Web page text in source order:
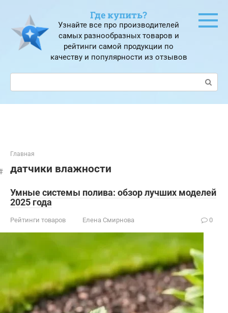
контенту
Где купить?
Узнайте все про производителей
самых разнообразных товаров и
рейтинги самой продукции по
качеству и популярности из отзывов
Поиск:
Главная
датчики влажности
Умные системы полива: обзор лучших моделей
2025 года
Рейтинги товаров Елена Смирнова 0